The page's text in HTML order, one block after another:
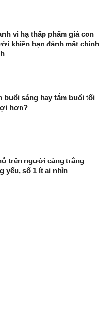
vi hạ thấp phẩm giá con
khiến bạn đánh mất chính
buổi sáng hay tắm buổi tối
hơn?
trên người càng trắng
yếu, số 1 ít ai nhìn